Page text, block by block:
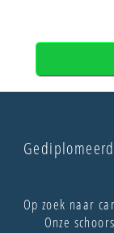
Op zoek naar
Onze